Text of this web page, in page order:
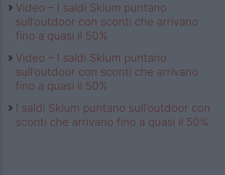
Video – I saldi Sklum puntano
sull’outdoor con sconti che arrivano
fino a quasi il 50%
Video – I saldi Sklum puntano
sull’outdoor con sconti che arrivano
fino a quasi il 50%
I saldi Sklum puntano sull’outdoor con
sconti che arrivano fino a quasi il 50%